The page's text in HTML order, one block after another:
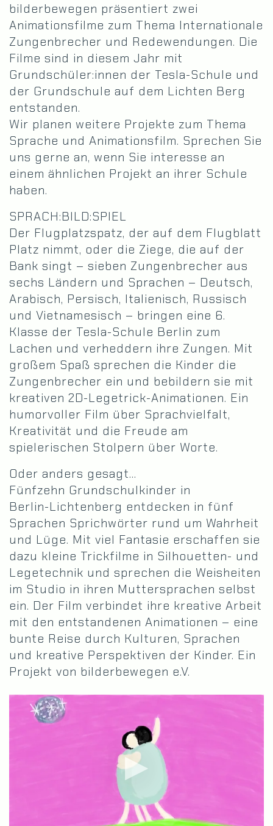
bilderbewegen präsentiert zwei
Animationsfilme zum Thema Internationale
Zungenbrecher und Redewendungen. Die
Filme sind in diesem Jahr mit
Grundschüler:innen der Tesla-Schule und
der Grundschule auf dem Lichten Berg
entstanden.
Wir planen weitere Projekte zum Thema
Sprache und Animationsfilm. Sprechen Sie
uns gerne an, wenn Sie interesse an
einem ähnlichen Projekt an ihrer Schule
haben.
SPRACH:BILD:SPIEL
Der Flugplatzspatz, der auf dem Flugblatt
Platz nimmt, oder die Ziege, die auf der
Bank singt – sieben Zungenbrecher aus
sechs Ländern und Sprachen – Deutsch,
Arabisch, Persisch, Italienisch, Russisch
und Vietnamesisch – bringen eine 6.
Klasse der Tesla-Schule Berlin zum
Lachen und verheddern ihre Zungen. Mit
großem Spaß sprechen die Kinder die
Zungenbrecher ein und bebildern sie mit
kreativen 2D-Legetrick-Animationen. Ein
humorvoller Film über Sprachvielfalt,
Kreativität und die Freude am
spielerischen Stolpern über Worte.
Oder anders gesagt…
Fünfzehn Grundschulkinder in
Berlin-Lichtenberg entdecken in fünf
Sprachen Sprichwörter rund um Wahrheit
und Lüge. Mit viel Fantasie erschaffen sie
dazu kleine Trickfilme in Silhouetten- und
Legetechnik und sprechen die Weisheiten
im Studio in ihren Muttersprachen selbst
ein. Der Film verbindet ihre kreative Arbeit
mit den entstandenen Animationen – eine
bunte Reise durch Kulturen, Sprachen
und kreative Perspektiven der Kinder. Ein
Projekt von bilderbewegen e.V.